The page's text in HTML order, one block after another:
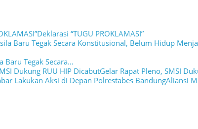
Deklarasi “TUGU PROKLAMASI”
Baru Tegak Secara…
Gelar Rapat Pleno, SMSI
Aliansi